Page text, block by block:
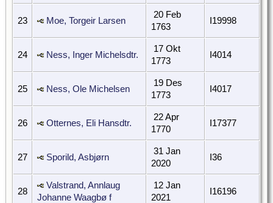
23 Moe, Torgeir Larsen
20 Feb
1763
I19998
24 Ness, Inger Michelsdtr.
17 Okt
1773
I4014
25 Ness, Ole Michelsen
19 Des
1773
I4017
26 Otternes, Eli Hansdtr.
22 Apr
1770
I17377
27 Sporild, Asbjørn
31 Jan
2020
I36
28
Valstrand, Annlaug
Johanne Waagbø f
12 Jan
2021
I16196